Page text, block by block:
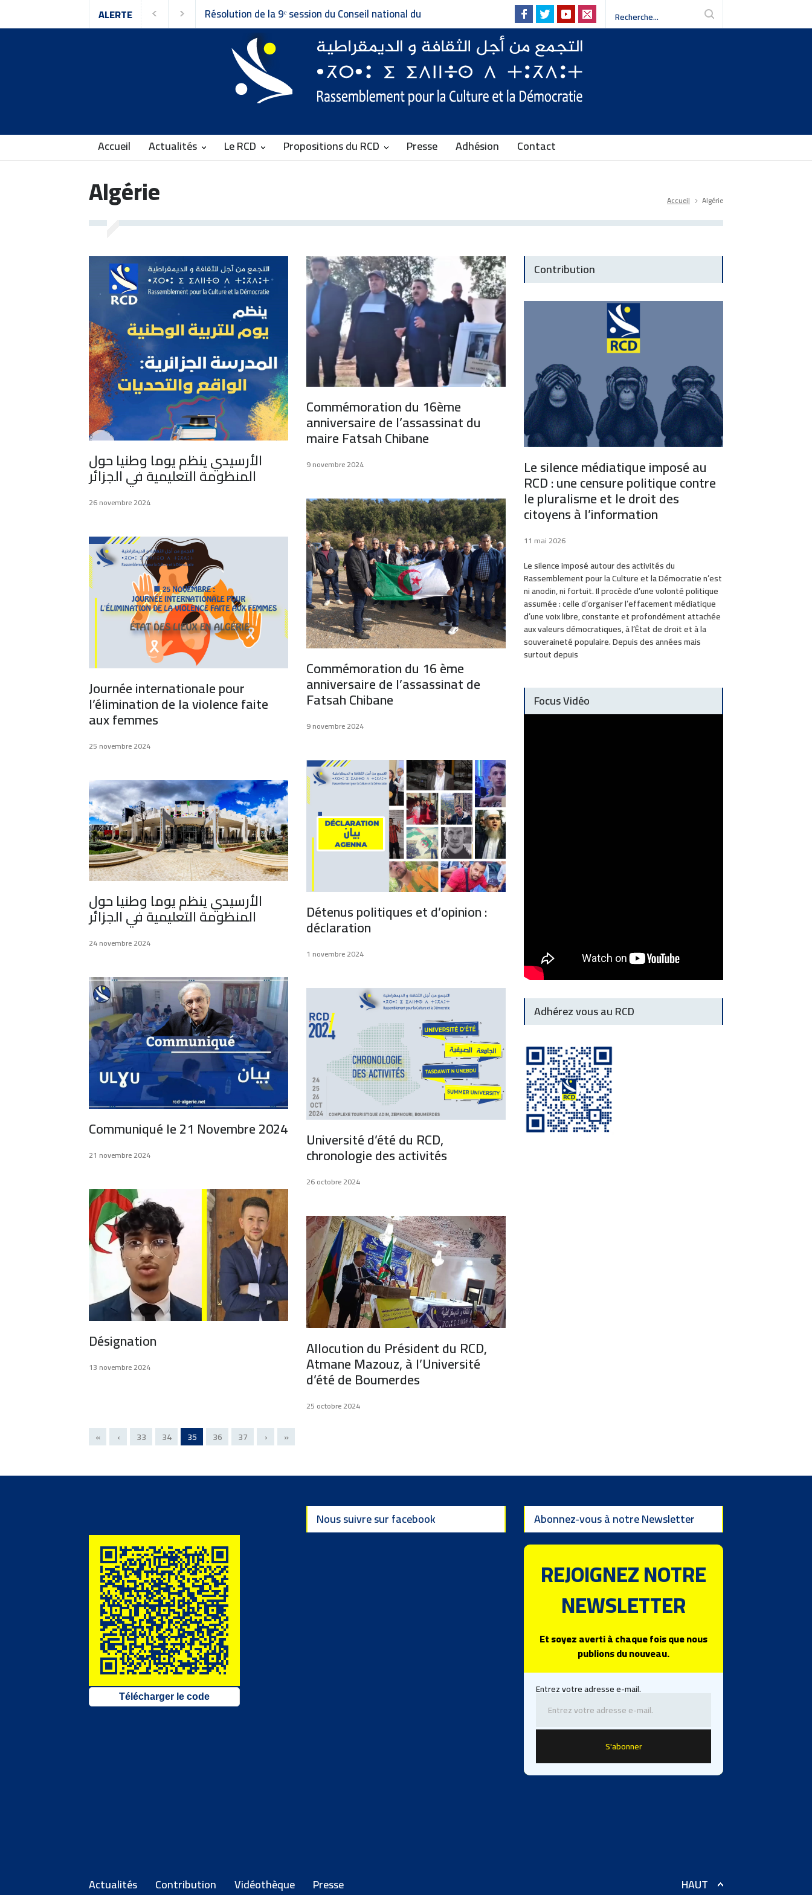
ALERTE
de la 9ᵉ session du Conseil national du
pour la Culture et la Démocratie
Invitation à la presse - دعوة إلى وسائل الإعلام Faire vivre le pluralisme, défendre les libertés-
Communiqué du RCD
Accueil Actualités Le RCD Propositions du RCD Presse Adhésion Contact
Algérie Accueil Algérie
الأرسيدي ينظم يوما وطنيا حول
المنظومة التعليمية في الجزائر
26 novembre 2024
Journée internationale pour
l’élimination de la violence faite
aux femmes
25 novembre 2024
الأرسيدي ينظم يوما وطنيا حول
المنظومة التعليمية في الجزائر
24 novembre 2024
Communiqué le 21 Novembre 2024
21 novembre 2024
Désignation
13 novembre 2024
Commémoration du 16ème
anniversaire de l’assassinat du
maire Fatsah Chibane
9 novembre 2024
Commémoration du 16 ème
anniversaire de l’assassinat de
Fatsah Chibane
9 novembre 2024
Détenus politiques et d’opinion :
déclaration
1 novembre 2024
Université d’été du RCD,
chronologie des activités
26 octobre 2024
Allocution du Président du RCD,
Atmane Mazouz, à l’Université
d’été de Boumerdes
25 octobre 2024
« ‹ 33 34 35 36 37 › »
Contribution
Le silence médiatique imposé au
RCD : une censure politique contre
le pluralisme et le droit des
citoyens à l’information
11 mai 2026
Le silence imposé autour des activités du
Rassemblement pour la Culture et la Démocratie n’est
ni anodin, ni fortuit. Il procède d’une volonté politique
assumée : celle d’organiser l’effacement médiatique
d’une voix libre, constante et profondément attachée
aux valeurs démocratiques, à l’État de droit et à la
souveraineté populaire. Depuis des années mais
surtout depuis
Focus Vidéo
Adhérez vous au RCD
Télécharger le code
Nous suivre sur facebook Abonnez-vous à notre Newsletter
REJOIGNEZ NOTRE
NEWSLETTER
Et soyez averti à chaque fois que nous
publions du nouveau.
Entrez votre adresse e-mail.
Actualités Contribution Vidéothèque Presse HAUT